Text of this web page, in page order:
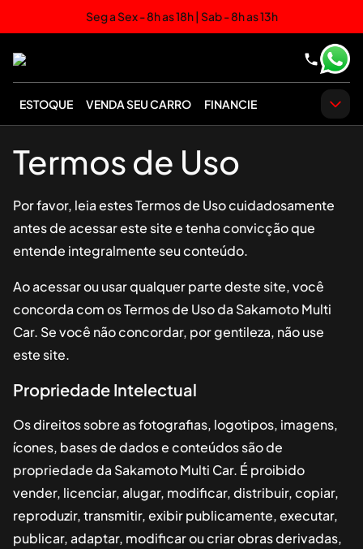
Seg a Sex - 8h as 18h | Sab - 8h as 13h
ESTOQUE VENDA SEU CARRO FINANCIE
Termos de Uso
Por favor, leia estes Termos de Uso cuidadosamente
antes de acessar este site e tenha convicção que
entende integralmente seu conteúdo.
Ao acessar ou usar qualquer parte deste site, você
concorda com os Termos de Uso da Sakamoto Multi
Car. Se você não concordar, por gentileza, não use
este site.
Propriedade Intelectual
Os direitos sobre as fotografias, logotipos, imagens,
ícones, bases de dados e conteúdos são de
propriedade da Sakamoto Multi Car. É proibido
vender, licenciar, alugar, modificar, distribuir, copiar,
reproduzir, transmitir, exibir publicamente, executar,
publicar, adaptar, modificar ou criar obras derivadas,